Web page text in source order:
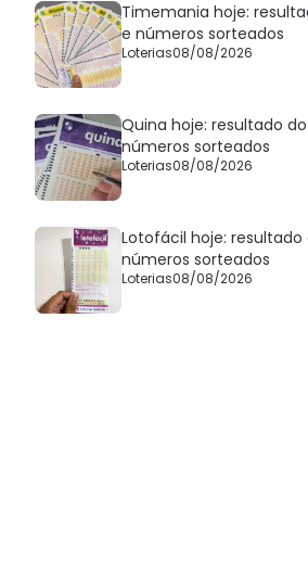
Timemania hoje:
e números sorteados
Loterias08/08/2026
Quina hoje: resultado
números sorteados
Loterias08/08/2026
Lotofácil hoje:
números sorteados
Loterias08/08/2026